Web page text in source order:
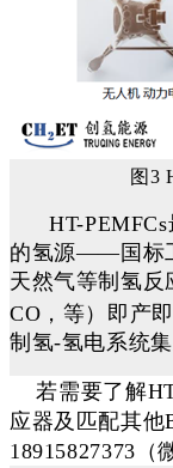
图3
HT-PEMFCs
的氢源——国标
天然气等制氢反
CO ， 等）即产
制氢-氢电系统
若需要了解
应器及匹配其他
18915827373 （